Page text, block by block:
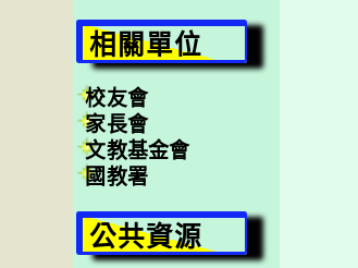
相關單位
校友會
家長會
文教基金會
國教署
公共資源